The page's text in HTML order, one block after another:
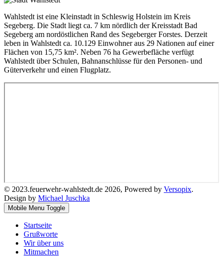
Wahlstedt ist eine Kleinstadt in Schleswig Holstein im Kreis
Segeberg. Die Stadt liegt ca. 7 km nördlich der Kreisstadt Bad
Segeberg am nordöstlichen Rand des Segeberger Forstes. Derzeit
leben in Wahlstedt ca. 10.129 Einwohner aus 29 Nationen auf einer
Flächen von 15,75 km². Neben 76 ha Gewerbefläche verfügt
Wahlstedt über Schulen, Bahnanschlüsse für den Personen- und
Güterverkehr und einen Flugplatz.
© 2023.feuerwehr-wahlstedt.de 2026, Powered by Versopix.
Design by Michael Juschka
Mobile Menu Toggle
Startseite
Grußworte
Wir über uns
Mitmachen